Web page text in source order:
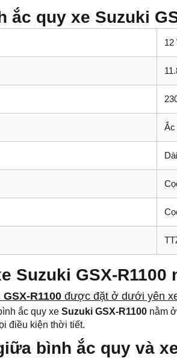
ắc quy xe Suzuki
12
Ắc
Suzuki GSX-R1100
GSX-R1100được đặt ở dưới yên
ắc quy xeSuzuki GSX-R1100 nằm
điều kiện thời tiết.
bình ắc quy và